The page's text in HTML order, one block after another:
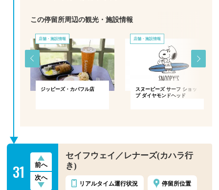
この停留所周辺の観光・施設情報
店舗・施設情報
ジッピーズ・カパフル店
店舗・施設情報
スヌーピーズ サーフ ショッ
プ ダイヤモンドヘッド
31
前へ
次へ
セイフウェイ／レナーズ(カハラ行
き)
リアルタイム運行状況 停留所位置